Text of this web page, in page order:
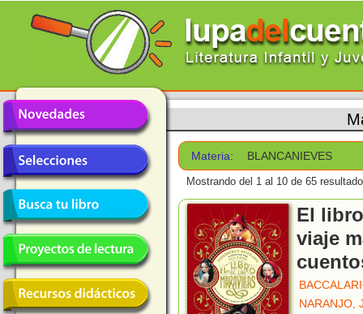
Materia: BLANCANIEVES
Mostrando del 1 al 10 de 65
El
viaje
NARANJO,